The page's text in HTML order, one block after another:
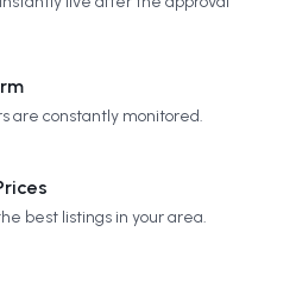
are constantly monitored.
best listings in your area.